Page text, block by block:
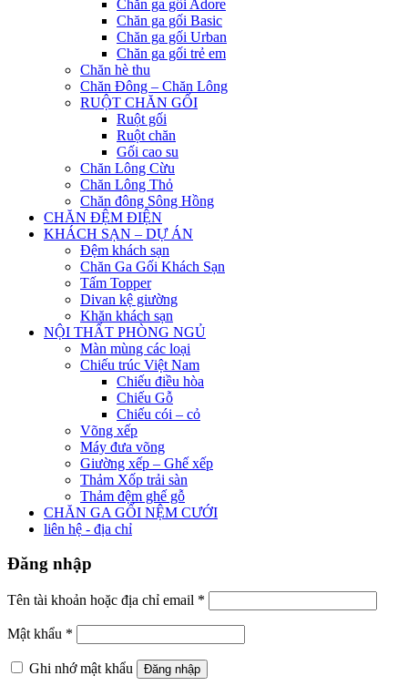
Chăn ga gối Adore
Chăn ga gối Basic
Chăn ga gối Urban
Chăn ga gối trẻ em
Chăn hè thu
Chăn Đông – Chăn Lông
RUỘT CHĂN GỐI
Ruột gối
Ruột chăn
Gối cao su
Chăn Lông Cừu
Chăn Lông Thỏ
Chăn đông Sông Hồng
CHĂN ĐỆM ĐIỆN
KHÁCH SẠN – DỰ ÁN
Đệm khách sạn
Chăn Ga Gối Khách Sạn
Tấm Topper
Divan kệ giường
Khăn khách sạn
NỘI THẤT PHÒNG NGỦ
Màn mùng các loại
Chiếu trúc Việt Nam
Chiếu điều hòa
Chiếu Gỗ
Chiếu cói – cỏ
Võng xếp
Máy đưa võng
Giường xếp – Ghế xếp
Thảm Xốp trải sàn
Thảm đệm ghế gỗ
CHĂN GA GỐI NỆM CƯỚI
liên hệ - địa chỉ
Đăng nhập
Tên tài khoản hoặc địa chỉ email *
Mật khẩu *
Ghi nhớ mật khẩu Đăng nhập